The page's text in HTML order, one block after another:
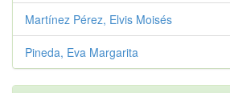
Martínez Pérez, Elvis Moisés
Pineda, Eva Margarita